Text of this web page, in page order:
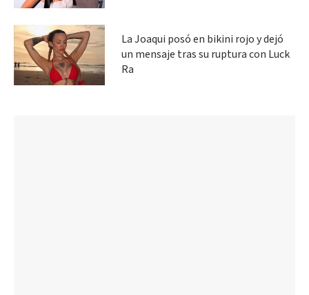
La Joaqui posó en bikini rojo y dejó
un mensaje tras su ruptura con Luck
Ra